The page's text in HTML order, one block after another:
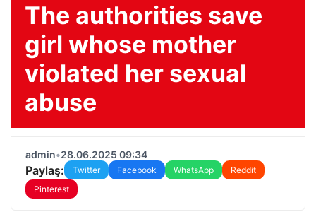
The authorities save
girl whose mother
violated her sexual
abuse
admin•28.06.2025 09:34
Paylaş: Twitter Facebook WhatsApp
Reddit
Pinterest